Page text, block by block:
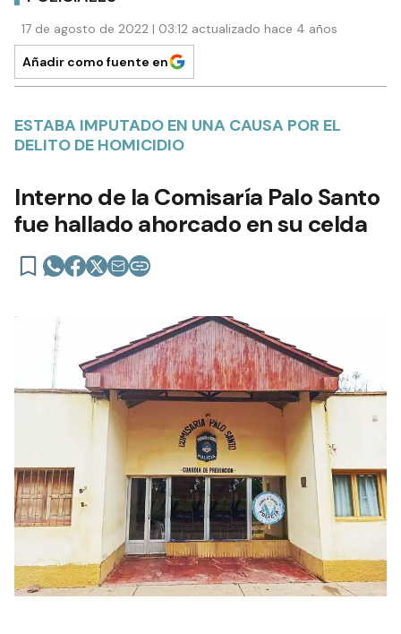
17 de agosto de 2022 | 03:12 actualizado hace 4 años
Añadir como fuente en
ESTABA IMPUTADO EN UNA CAUSA POR EL
DELITO DE HOMICIDIO
Interno de la Comisaría Palo Santo
fue hallado ahorcado en su celda